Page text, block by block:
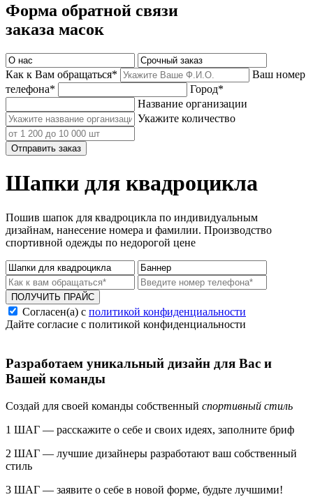
Форма обратной связи
заказа масок
Как к Вам обращаться*
Ваш номер
телефона*
Город*
Название организации
Укажите количество
Отправить заказ
Шапки для квадроцикла
Пошив шапок для квадроцикла по индивидуальным
дизайнам, нанесение номера и фамилии. Производство
спортивной одежды по недорогой цене
ПОЛУЧИТЬ ПРАЙС
Согласен(а) с политикой конфиденциальности
Дайте согласие с политикой конфиденциальности
Разработаем уникальный дизайн для Вас и
Вашей команды
Создай для своей команды собственный спортивный стиль
1 ШАГ — расскажите о себе и своих идеях, заполните бриф
2 ШАГ — лучшие дизайнеры разработают ваш собственный
стиль
3 ШАГ — заявите о себе в новой форме, будьте лучшими!